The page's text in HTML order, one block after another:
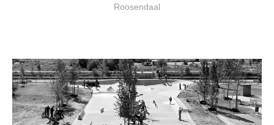
Roosendaal